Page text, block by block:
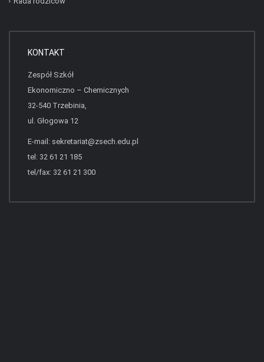
KONTAKT
Zespół Szkół
Ekonomiczno – Chemicznych
32-540 Trzebinia,
ul. Głogowa 12
E-mail: sekretariat@zsech.edu.pl
tel: 32 61 21 185
tel/fax: 32 61 21 300